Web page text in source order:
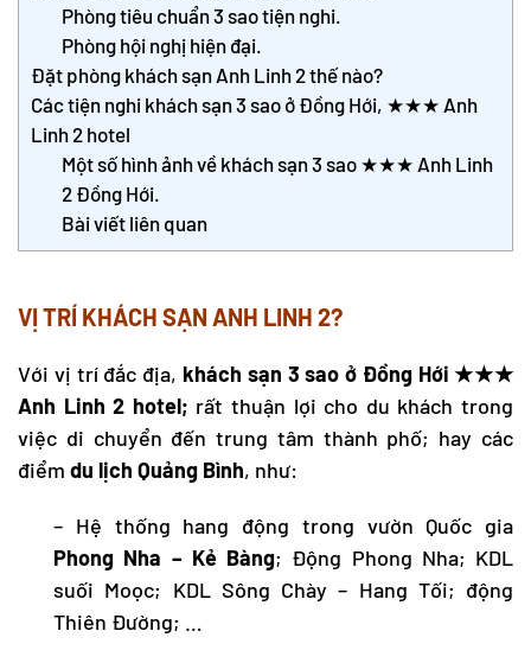
Phòng tiêu chuẩn 3 sao tiện nghi.
Phòng hội nghị hiện đại.
Đặt phòng khách sạn Anh Linh 2 thế nào?
Các tiện nghi khách sạn 3 sao ở Đồng Hới, ★★★ Anh
Linh 2 hotel
Một số hình ảnh về khách sạn 3 sao ★★★ Anh Linh
2 Đồng Hới.
Bài viết liên quan
VỊ TRÍ KHÁCH SẠN ANH LINH 2?
Với vị trí đắc địa, khách sạn 3 sao ở Đồng Hới ★★★
Anh Linh 2 hotel; rất thuận lợi cho du khách trong
việc di chuyển đến trung tâm thành phố; hay các
điểm du lịch Quảng Bình, như:
– Hệ thống hang động trong vườn Quốc gia
Phong Nha – Kẻ Bàng; Động Phong Nha; KDL
suối Moọc; KDL Sông Chày – Hang Tối; động
Thiên Đường; …